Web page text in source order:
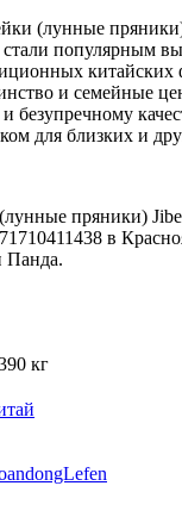
(лунные
популярным
китайских
и семейные
безупречному
для близких и
пряники)
в
Панда.
кг